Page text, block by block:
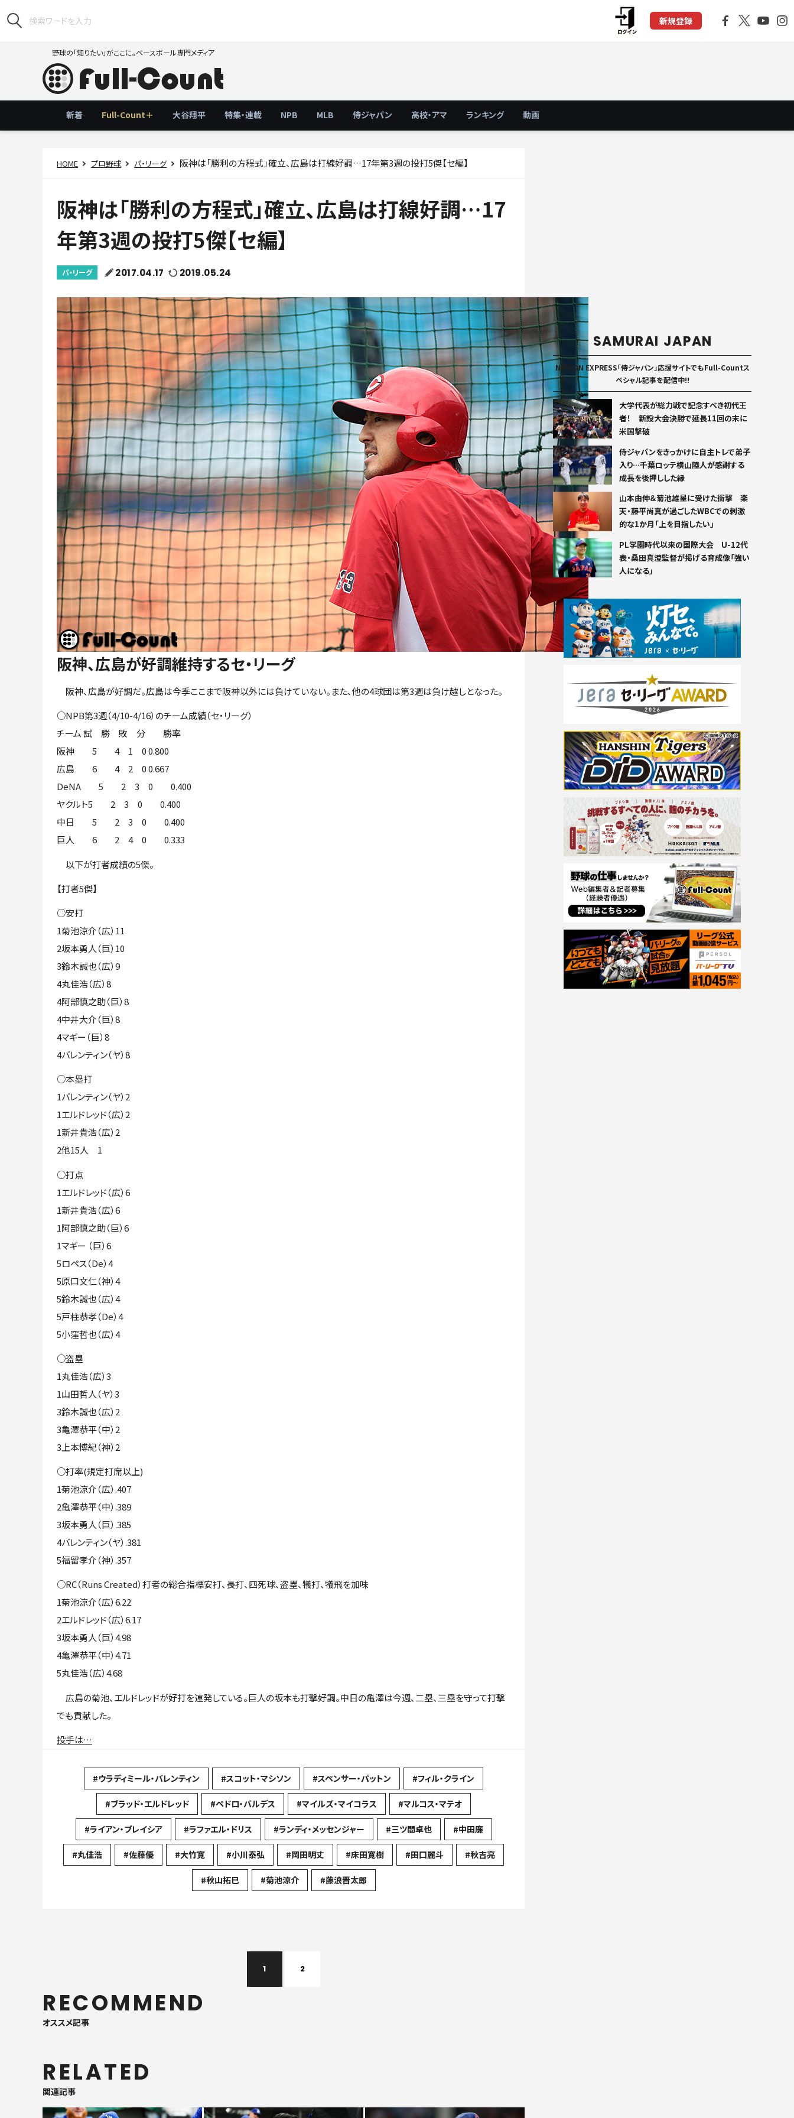
新規登録
野球の「知りたい」がここに。ベースボール専門メディア
新着 Full-Count＋ 大谷翔平 特集・連載 NPB MLB 侍ジャパン 高校・アマ ランキング 動画
HOME プロ野球 パ・リーグ 阪神は「勝利の方程式」確立、広島は打線好調…17年第3週の投打5傑【セ編】
阪神は「勝利の方程式」確立、広島は打線好調…17
年第3週の投打5傑【セ編】
パ・リーグ 2017.04.17 2019.05.24
阪神、広島が好調維持するセ・リーグ
阪神、広島が好調だ。広島は今季ここまで阪神以外には負けていない。また、他の4球団は第3週は負け越しとなった。
○NPB第3週（4/10-4/16）のチーム成績（セ・リーグ）
チーム 試 勝 敗 分 勝率
阪神 5 4 1 0 0.800
広島 6 4 2 0 0.667
DeNA 5 2 3 0 0.400
ヤクルト5 2 3 0 0.400
中日 5 2 3 0 0.400
巨人 6 2 4 0 0.333
以下が打者成績の5傑。
【打者5傑】
○安打
1菊池涼介（広）11
2坂本勇人（巨）10
3鈴木誠也（広）9
4丸佳浩（広）8
4阿部慎之助（巨）8
4中井大介（巨）8
4マギー（巨）8
4バレンティン（ヤ）8
○本塁打
1バレンティン（ヤ）2
1エルドレッド（広）2
1新井貴浩（広）2
2他15人 1
○打点
1エルドレッド（広）6
1新井貴浩（広）6
1阿部慎之助（巨）6
1マギー （巨）6
5ロペス（De）4
5原口文仁（神）4
5鈴木誠也（広）4
5戸柱恭孝（De）4
5小窪哲也（広）4
○盗塁
1丸佳浩（広）3
1山田哲人（ヤ）3
3鈴木誠也（広）2
3亀澤恭平（中）2
3上本博紀（神）2
○打率(規定打席以上)
1菊池涼介（広）.407
2亀澤恭平（中）.389
3坂本勇人（巨）.385
4バレンティン（ヤ）.381
5福留孝介（神）.357
○RC（Runs Created）打者の総合指標安打、長打、四死球、盗塁、犠打、犠飛を加味
1菊池涼介（広）6.22
2エルドレッド（広）6.17
3坂本勇人（巨）4.98
4亀澤恭平（中）4.71
5丸佳浩（広）4.68
広島の菊池、エルドレッドが好打を連発している。巨人の坂本も打撃好調。中日の亀澤は今週、二塁、三塁を守って打撃
でも貢献した。
投手は…
#ウラディミール・バレンティン #スコット・マシソン #スペンサー・パットン #フィル・クライン
#ブラッド・エルドレッド #ペドロ・バルデス #マイルズ・マイコラス #マルコス・マテオ
#ライアン・ブレイシア #ラファエル・ドリス #ランディ・メッセンジャー #三ツ間卓也 #中田廉
#丸佳浩 #佐藤優 #大竹寛 #小川泰弘 #岡田明丈 #床田寛樹 #田口麗斗 #秋吉亮
#秋山拓巳 #菊池涼介 #藤浪晋太郎
1 2
RECOMMEND
オススメ記事
RELATED
関連記事
SAMURAI JAPAN
NIPPON EXPRESS「侍ジャパン」応援サイトでもFull-Countス
ペシャル記事を配信中!!
大学代表が総力戦で記念すべき初代王
者！ 新設大会決勝で延長11回の末に
米国撃破
侍ジャパンをきっかけに自主トレで弟子
入り…千葉ロッテ横山陸人が感謝する
成長を後押しした縁
山本由伸＆菊池雄星に受けた衝撃 楽
天・藤平尚真が過ごしたWBCでの刺激
的な1か月「上を目指したい」
PL学園時代以来の国際大会 U-12代
表・桑田真澄監督が掲げる育成像「強い
人になる」